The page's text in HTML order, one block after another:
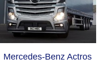
Mercedes-Benz Actros